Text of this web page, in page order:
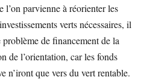
l’on parvienne à réorienter les
verts nécessaires, il
de financement de la
de l’orientation, car les fonds
n’iront que vers du vert rentable.